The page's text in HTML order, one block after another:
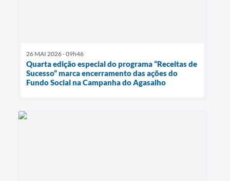
26 MAI 2026 - 09h46
Quarta edição especial do programa “Receitas de
Sucesso” marca encerramento das ações do
Fundo Social na Campanha do Agasalho